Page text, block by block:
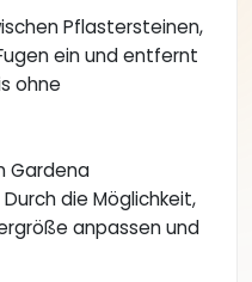
Pflastersteinen,
ein und entfernt
ohne
Gardena
die Möglichkeit,
anpassen und